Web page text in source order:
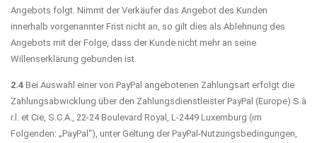
Angebots folgt. Nimmt der Verkäufer das Angebot des Kunden
innerhalb vorgenannter Frist nicht an, so gilt dies als Ablehnung des
Angebots mit der Folge, dass der Kunde nicht mehr an seine
Willenserklärung gebunden ist.
2.4 Bei Auswahl einer von PayPal angebotenen Zahlungsart erfolgt die
Zahlungsabwicklung über den Zahlungsdienstleister PayPal (Europe) S.à
r.l. et Cie, S.C.A., 22-24 Boulevard Royal, L-2449 Luxemburg (im
Folgenden: „PayPal“), unter Geltung der PayPal-Nutzungsbedingungen,